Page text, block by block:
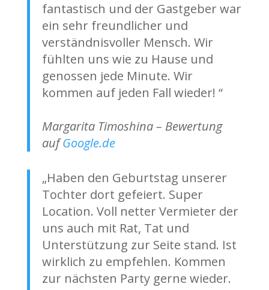
fantastisch und der Gastgeber war
ein sehr freundlicher und
verständnisvoller Mensch. Wir
fühlten uns wie zu Hause und
genossen jede Minute. Wir
kommen auf jeden Fall wieder! “
Margarita Timoshina – Bewertung
aufGoogle.de
„Haben den Geburtstag unserer
Tochter dort gefeiert. Super
Location. Voll netter Vermieter der
uns auch mit Rat, Tat und
Unterstützung zur Seite stand. Ist
wirklich zu empfehlen. Kommen
zur nächsten Party gerne wieder.